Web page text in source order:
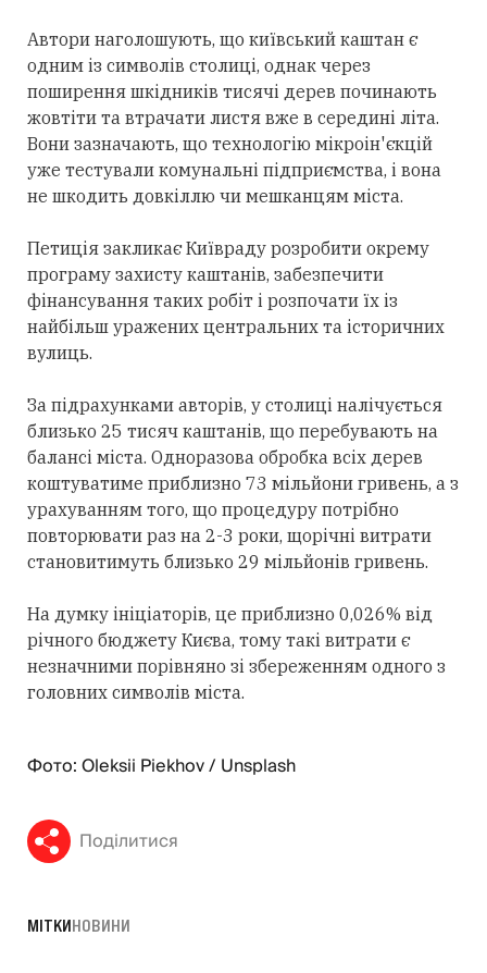
Автори наголошують, що київський каштан є
одним із символів столиці, однак через
поширення шкідників тисячі дерев починають
жовтіти та втрачати листя вже в середині літа.
Вони зазначають, що технологію мікроін'єкцій
уже тестували комунальні підприємства, і вона
не шкодить довкіллю чи мешканцям міста.
Петиція закликає Київраду розробити окрему
програму захисту каштанів, забезпечити
фінансування таких робіт і розпочати їх із
найбільш уражених центральних та історичних
вулиць.
За підрахунками авторів, у столиці налічується
близько 25 тисяч каштанів, що перебувають на
балансі міста. Одноразова обробка всіх дерев
коштуватиме приблизно 73 мільйони гривень, а з
урахуванням того, що процедуру потрібно
повторювати раз на 2-3 роки, щорічні витрати
становитимуть близько 29 мільйонів гривень.
На думку ініціаторів, це приблизно 0,026% від
річного бюджету Києва, тому такі витрати є
незначними порівняно зі збереженням одного з
головних символів міста.
Фото: Oleksii Piekhov / Unsplash
Поділитися
МІТКИНОВИНИ